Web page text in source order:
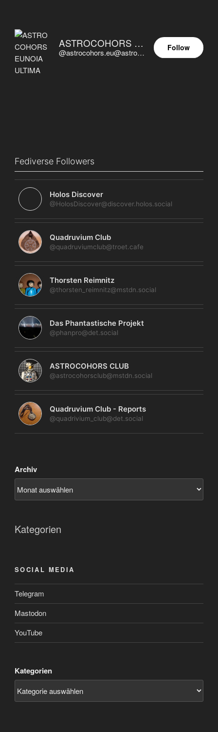
ASTROCOHORS EUNOIA ULTIMA
@astrocohors.eu@astrocohors.eu
Follow
Fediverse Followers
Holos Discover
@HolosDiscover@discover.holos.social
Quadruvium Club
@quadruviumclub@troet.cafe
Thorsten Reimnitz
@thorsten_reimnitz@mstdn.social
Das Phantastische Projekt
@phanpro@det.social
ASTROCOHORS CLUB
@astrocohorsclub@mstdn.social
Quadruvium Club - Reports
@quadrivium_club@det.social
Archiv
Kategorien
SOCIAL MEDIA
Telegram
Mastodon
YouTube
Kategorien